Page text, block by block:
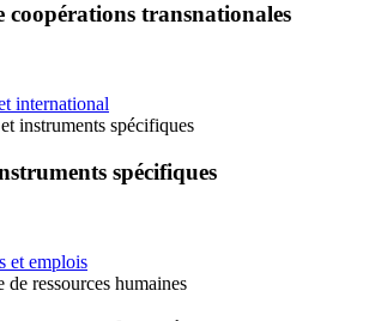
coopérations transnationales
international
instruments spécifiques
spécifiques
et emplois
de ressources humaines